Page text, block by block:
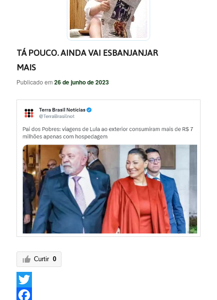
TÁ POUCO. AINDA VAI ESBANJANJAR
MAIS
Publicado em26 de junho de 2023
Curtir 0
Twitter